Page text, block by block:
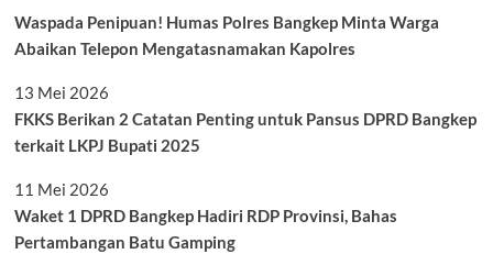
Waspada Penipuan! Humas Polres Bangkep Minta Warga
Abaikan Telepon Mengatasnamakan Kapolres
13 Mei 2026
FKKS Berikan 2 Catatan Penting untuk Pansus DPRD Bangkep
terkait LKPJ Bupati 2025
11 Mei 2026
Waket 1 DPRD Bangkep Hadiri RDP Provinsi, Bahas
Pertambangan Batu Gamping